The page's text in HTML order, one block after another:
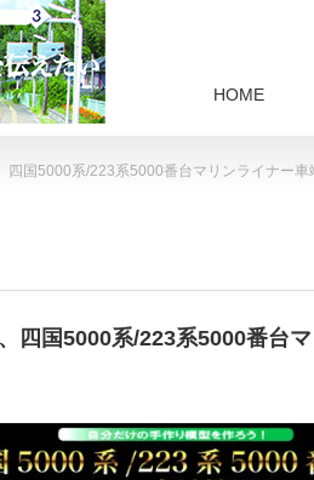
HOME
四国5000系/223系5000番台マリンライナー車
四国5000系/223系5000番台